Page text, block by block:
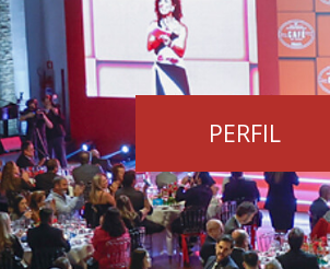
PERFIL